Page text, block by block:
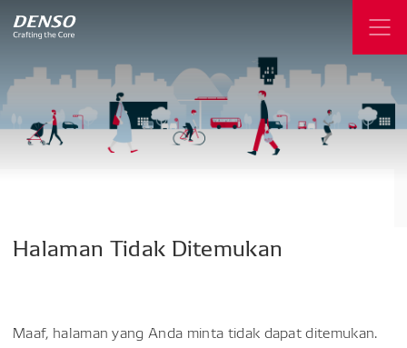
Halaman Tidak Ditemukan
Maaf, halaman yang Anda minta tidak dapat ditemukan.